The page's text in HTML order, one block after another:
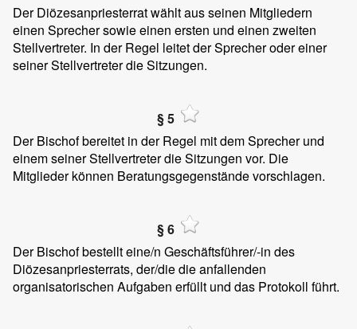
Der Diözesanpriesterrat wählt aus seinen Mitgliedern
einen Sprecher sowie einen ersten und einen zweiten
Stellvertreter. In der Regel leitet der Sprecher oder einer
seiner Stellvertreter die Sitzungen.
§ 5
Der Bischof bereitet in der Regel mit dem Sprecher und
einem seiner Stellvertreter die Sitzungen vor. Die
Mitglieder können Beratungsgegenstände vorschlagen.
§ 6
Der Bischof bestellt eine/n Geschäftsführer/-in des
Diözesanpriesterrats, der/die die anfallenden
organisatorischen Aufgaben erfüllt und das Protokoll führt.